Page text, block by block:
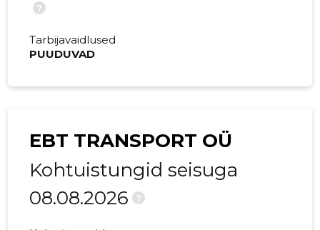
?
Tarbijavaidlused
PUUDUVAD
EBT TRANSPORT OÜ
Kohtuistungid seisuga
08.08.2026
?